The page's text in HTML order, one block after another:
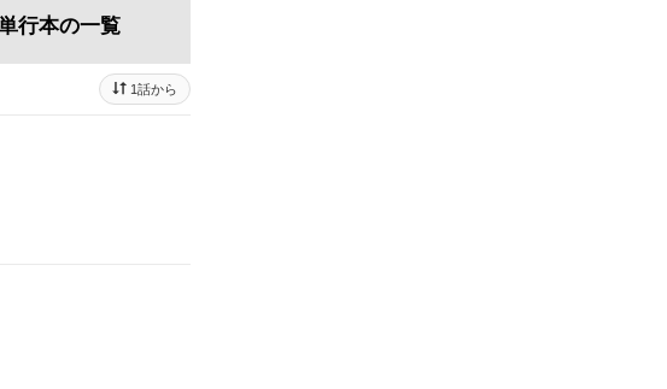
行本の一覧
1話から